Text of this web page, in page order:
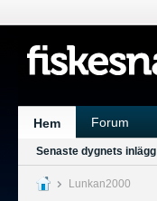
Hem Forum
Senaste dygnets inlägg
Lunkan2000